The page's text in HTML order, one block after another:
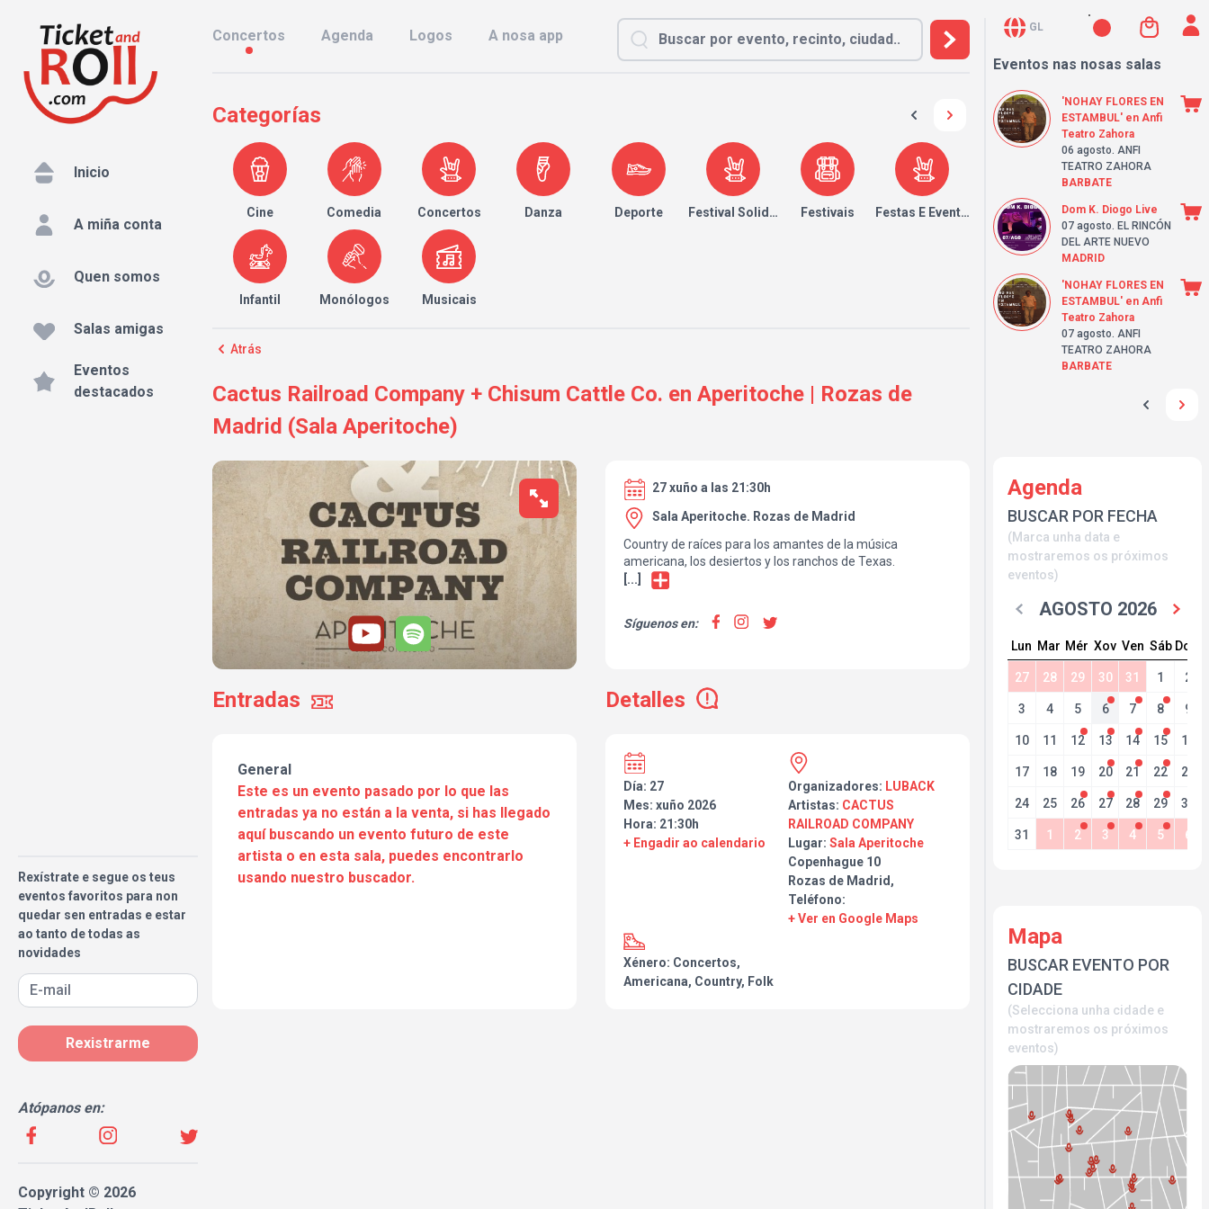
Inicio
A miña conta
Quen somos
Salas amigas
Eventos
destacados
Rexístrate e segue os teus
eventos favoritos para non
quedar sen entradas e estar
ao tanto de todas as
novidades
Rexistrarme
Atópanos en:
Copyright © 2026
Concertos Agenda Logos A nosa app
Categorías
Cine Comedia Concertos Danza Deporte Festival Solidario Festivais Festas E Eventos
Infantil Monólogos Musicais
Atrás
Cactus Railroad Company + Chisum Cattle Co. en Aperitoche | Rozas de
Madrid (Sala Aperitoche)
27 xuño a las 21:30h
Sala Aperitoche. Rozas de Madrid
Country de raíces para los amantes de la música
americana, los desiertos y los ranchos de Texas.
[...]
Síguenos en:
Entradas Detalles
General
Este es un evento pasado por lo que las
entradas ya no están a la venta, si has llegado
aquí buscando un evento futuro de este
artista o en esta sala, puedes encontrarlo
usando nuestro buscador.
Día: 27
Mes: xuño 2026
Hora: 21:30h
+ Engadir ao calendario
Organizadores: LUBACK
Artistas: CACTUS
RAILROAD COMPANY
Lugar: Sala Aperitoche
Copenhague 10
Rozas de Madrid,
Teléfono:
+ Ver en Google Maps
Xénero: Concertos,
Americana, Country, Folk
GL
Eventos nas nosas salas
'NOHAY FLORES EN
ESTAMBUL' en Anfi
Teatro Zahora
06 agosto. ANFI
TEATRO ZAHORA
BARBATE
Dom K. Diogo Live
07 agosto. EL RINCÓN
DEL ARTE NUEVO
MADRID
'NOHAY FLORES EN
ESTAMBUL' en Anfi
Teatro Zahora
07 agosto. ANFI
TEATRO ZAHORA
BARBATE
Agenda
BUSCAR POR FECHA
(Marca unha data e
mostraremos os próximos
eventos)
AGOSTO 2026
Lun Mar Mér Xov Ven Sáb Dom
27 28 29 30 31 1 2
3 4 5 6 7 8 9
10 11 12 13 14 15 16
17 18 19 20 21 22 23
24 25 26 27 28 29 30
31 1 2 3 4 5 6
Mapa
BUSCAR EVENTO POR
CIDADE
(Selecciona unha cidade e
mostraremos os próximos
eventos)